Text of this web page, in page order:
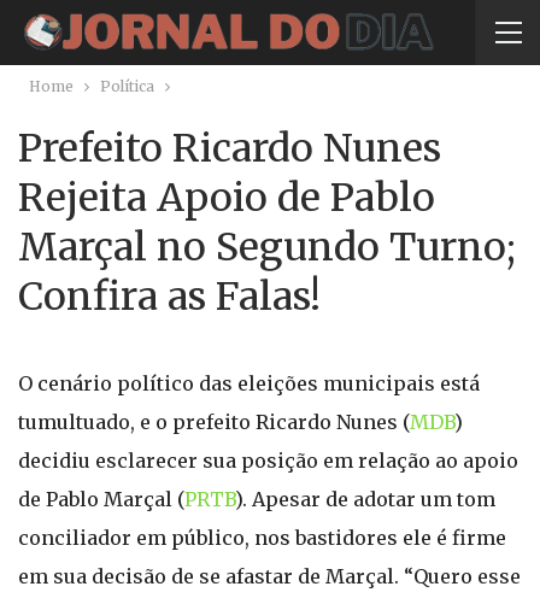
Home Política
Prefeito Ricardo Nunes
Rejeita Apoio de Pablo
Marçal no Segundo Turno;
Confira as Falas!
O cenário político das eleições municipais está
tumultuado, e o prefeito Ricardo Nunes (MDB)
decidiu esclarecer sua posição em relação ao apoio
de Pablo Marçal (PRTB). Apesar de adotar um tom
conciliador em público, nos bastidores ele é firme
em sua decisão de se afastar de Marçal. “Quero esse